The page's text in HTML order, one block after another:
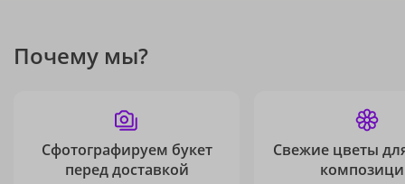
Почему мы?
Сфотографируем букет
перед доставкой
Свежие цветы